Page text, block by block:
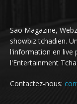
Sao Magazine,
showbiz tchadien.
l'information en live
l'Entertainment
Contactez-nous: